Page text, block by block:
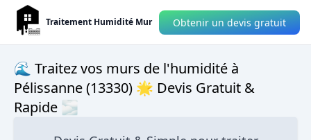
Traitement Humidité Mur Obtenir un devis gratuit
🌊 Traitez vos murs de l'humidité à
Pélissanne (13330) 🌟 Devis Gratuit &
Rapide 🌫